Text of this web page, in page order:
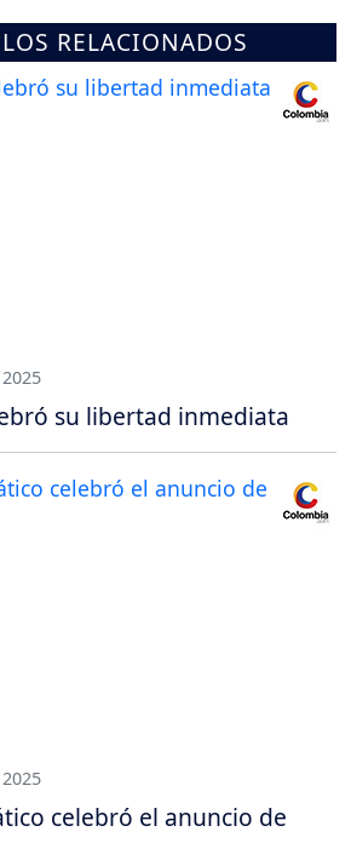
RELACIONADOS
su libertad inmediata
celebró el anuncio de